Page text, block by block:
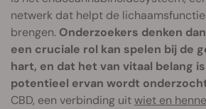
netwerk dat helpt de
brengen. Onderzoekers denken
een cruciale rol kan spelen bij de
hart, en dat het van vitaal belang
potentieel ervan wordt
CBD, een verbinding uitwiet en